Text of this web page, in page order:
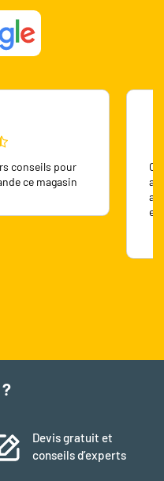
conseils pour
ce magasin
Devis gratuit et
conseils d’experts